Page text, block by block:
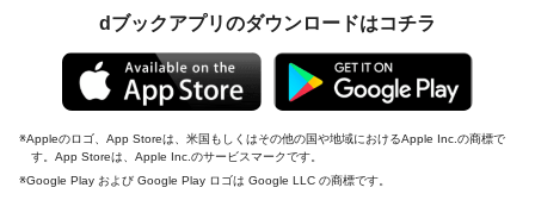
dブックアプリのダウンロードはコチラ
Appleのロゴ、App Storeは、米国もしくはその他の国や地域におけるApple Inc.の商標で
す。App Storeは、Apple Inc.のサービスマークです。
Google Play および Google Play ロゴは Google LLC の商標です。